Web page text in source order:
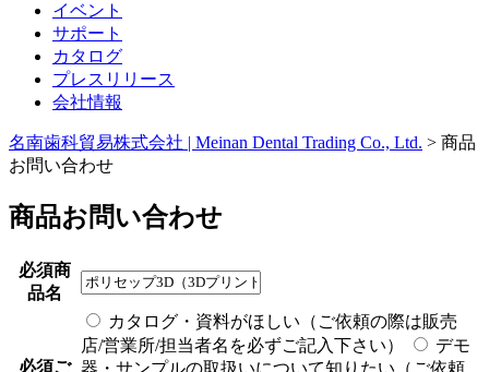
イベント
サポート
カタログ
プレスリリース
会社情報
名南歯科貿易株式会社 | Meinan Dental Trading Co., Ltd. > 商品
お問い合わせ
商品お問い合わせ
必須商
品名
必須ご
カタログ・資料がほしい（ご依頼の際は販売
店/営業所/担当者名を必ずご記入下さい）
デモ
器・サンプルの取扱いについて知りたい（ご依頼